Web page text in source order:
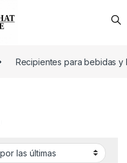
Recipientes para bebidas y